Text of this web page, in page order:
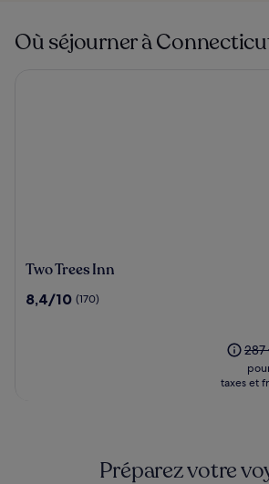
Où séjourner à
Two
Inn
Two Trees Inn
8.4
8,4/10 (170)
Le
prix
était
287
taxes et
Préparez votre